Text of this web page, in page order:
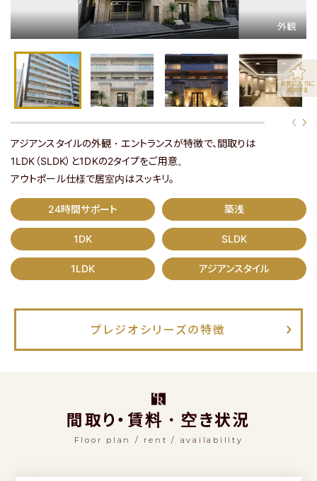
マップで探す
マップ表示
関西エリアの全物件を見る
関東エリアの物件はこちら
物件の最新情報
フロア限定の 特別仕様をご紹介
物件リクエスト
LINEで問い合わせする
お気に入りに
追加する
アジアンスタイルの外観・エントランスが特徴で、間取りは
1LDK（SLDK）と1DKの2タイプをご用意。
アウトポール仕様で居室内はスッキリ。
24時間サポート 築浅
1DK SLDK
1LDK アジアンスタイル
プレジオシリーズの特徴
間取り・賃料・空き状況
Floor plan / rent / availability